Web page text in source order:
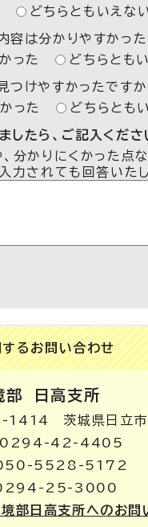
どちらともいえな
容は分かりやすかった
った
どちらとも
つけやすかったですか
った
どちらとも
したら、ご記入くださ
分かりにくかった点
力されても回答いた
る お問い合わせ
部 日高支所
1414 茨城県日立
：0294-42-4405
050-5528-5172
0294-25-3000
部日高支所へのお問